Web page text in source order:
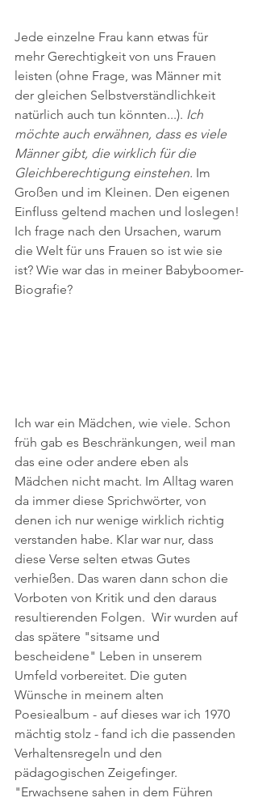
Jede einzelne Frau kann etwas für
mehr Gerechtigkeit von uns Frauen
leisten (ohne Frage, was Männer mit
der gleichen Selbstverständlichkeit
natürlich auch tun könnten...). Ich
möchte auch erwähnen, dass es viele
Männer gibt, die wirklich für die
Gleichberechtigung einstehen. Im
Großen und im Kleinen. Den eigenen
Einfluss geltend machen und loslegen!
Ich frage nach den Ursachen, warum
die Welt für uns Frauen so ist wie sie
ist? Wie war das in meiner Babyboomer-
Biografie?
Ich war ein Mädchen, wie viele. Schon
früh gab es Beschränkungen, weil man
das eine oder andere eben als
Mädchen nicht macht. Im Alltag waren
da immer diese Sprichwörter, von
denen ich nur wenige wirklich richtig
verstanden habe. Klar war nur, dass
diese Verse selten etwas Gutes
verhießen. Das waren dann schon die
Vorboten von Kritik und den daraus
resultierenden Folgen.  Wir wurden auf
das spätere "sitsame und
bescheidene" Leben in unserem
Umfeld vorbereitet. Die guten
Wünsche in meinem alten
Poesiealbum - auf dieses war ich 1970
mächtig stolz - fand ich die passenden
Verhaltensregeln und den
pädagogischen Zeigefinger.
"Erwachsene sahen in dem Führen